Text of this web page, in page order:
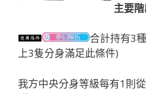
主要
合計持有3
上3隻分身滿足此條件)
我方中央分身等級每有1則